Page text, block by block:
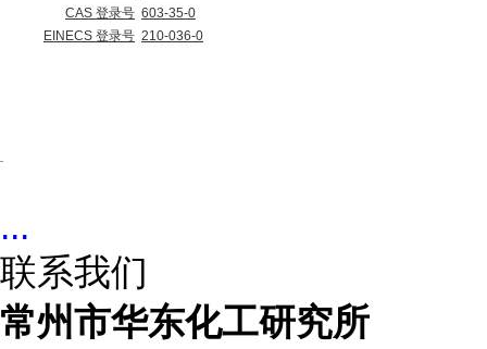
CAS 登录号 603-35-0
EINECS 登录号 210-036-0
...
联系我们
常州市华东化工研究所